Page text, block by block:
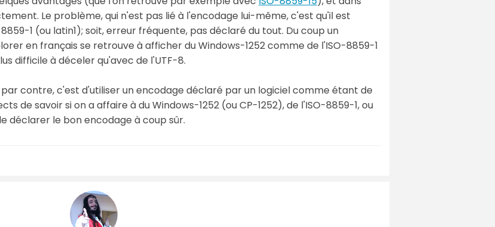
Le problème, qui n'est pas lié à l'encodage lui-même, c'est qu'il est
1 (ou latin1); soit, erreur fréquente, pas déclaré du tout. Du coup un
en français se retrouve à afficher du Windows-1252 comme de l'ISO-8859-1
difficile à déceler qu'avec de l'UTF-8.
contre, c'est d'utiliser un encodage déclaré par un logiciel comme étant de
de savoir si on a affaire à du Windows-1252 (ou CP-1252), de l'ISO-8859-1, ou
déclarer le bon encodage à coup sûr.